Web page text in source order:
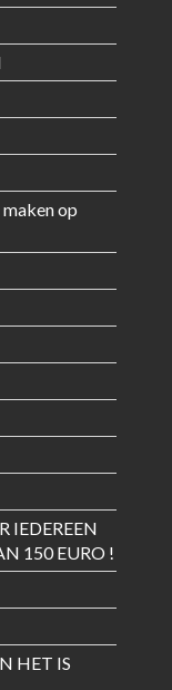
op
IEDEREEN
150 EURO !
HET IS